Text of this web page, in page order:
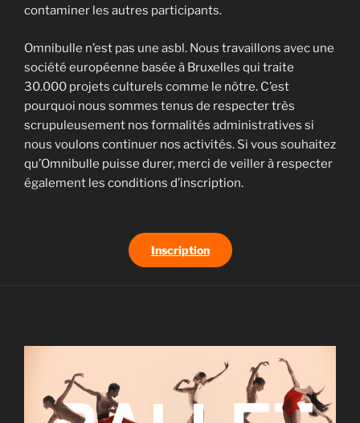
contaminer les autres participants.
Omnibulle n’est pas une asbl. Nous travaillons avec une
société européenne basée à Bruxelles qui traite
30.000 projets culturels comme le nôtre. C’est
pourquoi nous sommes tenus de respecter très
scrupuleusement nos formalités administratives si
nous voulons continuer nos activités. Si vous souhaitez
qu’Omnibulle puisse durer, merci de veiller à respecter
également les conditions d’inscription.
Inscription